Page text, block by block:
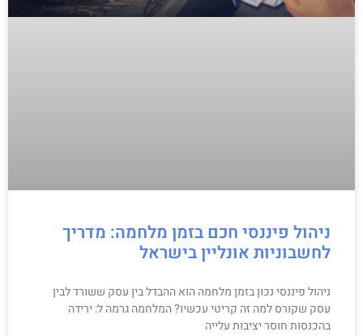
ניהול פיננסי חכם בזמן מלחמה: מדריך
לחשבוניות אונליין בישראל
ניהול פיננסי נכון בזמן מלחמה הוא ההבדל בין עסק ששורד לבין
עסק שקורס למה זה קריטי עכשיו? המלחמה גרמה ל: ירידה
בהכנסות חוסר יציבות עלייה